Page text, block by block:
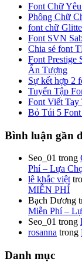
Font Chữ
Phông Chữ
font chữ
Font SVN
Chia sẻ font
Font Prestige
Ấn Tượng
Sự kết hợp 2
Tuyển Tập
Font Viết
Bỏ Túi 5
Bình luận gần
Seo_01 trong
Phí – Lựa
lê khắc việt
MIỄN PHÍ
Bạch Dương
Miễn Phí –
Seo_01 trong
rosanna trong
Danh mục